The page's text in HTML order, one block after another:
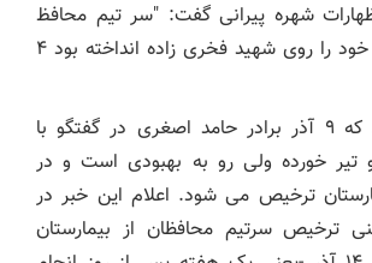
شهره پیرانی گفت: "سر تیم محافظ
شهید به دلیل اینکه خود را روی شهید فخری زاده انداخته بود ۴
این در شرایطی بود که ۹ آذر برادر حامد اصغری در گفتگو با
تیر خورده ولی رو به بهبودی است و در
ترخیص می شود. اعلام این خبر در
ترخیص سرتیم محافظان از بیمارستان